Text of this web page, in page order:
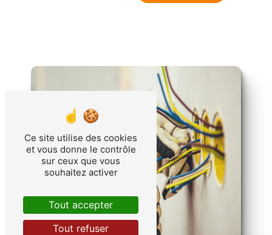
Ce site utilise des cookies
et vous donne le contrôle
sur ceux que vous
souhaitez activer
Tout accepter
Tout refuser